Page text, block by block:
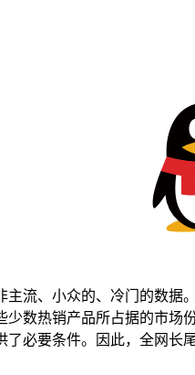
流、小众的、冷门的数
数热销产品所占据的市
必要条件。因此，全网